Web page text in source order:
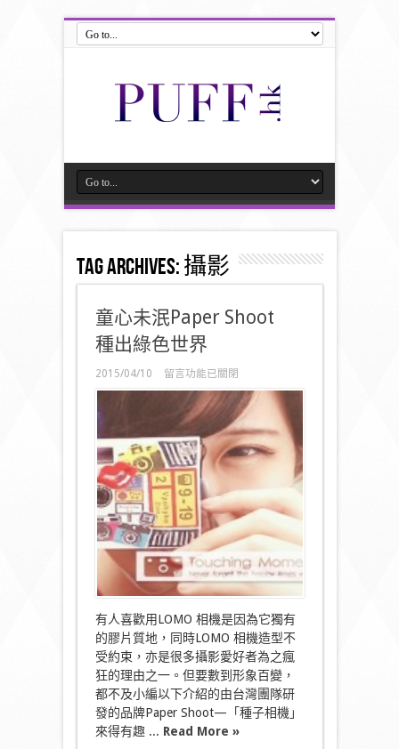
Tag Archives:攝影
童心未泯Paper Shoot
種出綠色世界
2015/04/10
在
〈童
泯
Paper
Shoot
種
出
綠
色
世
界〉
中
留言功能已關閉
有人喜歡用LOMO 相機是因為它獨有
的膠片質地，同時LOMO 相機造型不
受約束，亦是很多攝影愛好者為之瘋
狂的理由之一。但要數到形象百變，
都不及小編以下介紹的由台灣團隊研
發的品牌Paper Shoot—「種子相機」
來得有趣 ... Read More »